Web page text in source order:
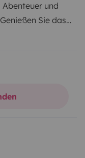
Abenteuer und
Sie das
Rabatten und
Flaschen-
zwei quer
ein weiteres